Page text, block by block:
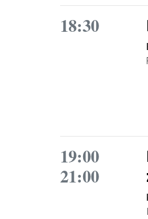
18:30
19:00
21:00